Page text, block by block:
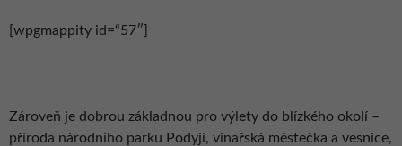
[wpgmappity id=“57″]
Zároveň je dobrou základnou pro výlety do blízkého okolí –
příroda národního parku Podyjí, vinařská městečka a vesnice,